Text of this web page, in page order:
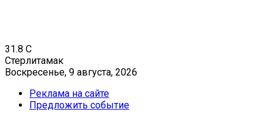
31.8 C
Стерлитамак
Воскресенье, 9 августа, 2026
Реклама на сайте
Предложить событие